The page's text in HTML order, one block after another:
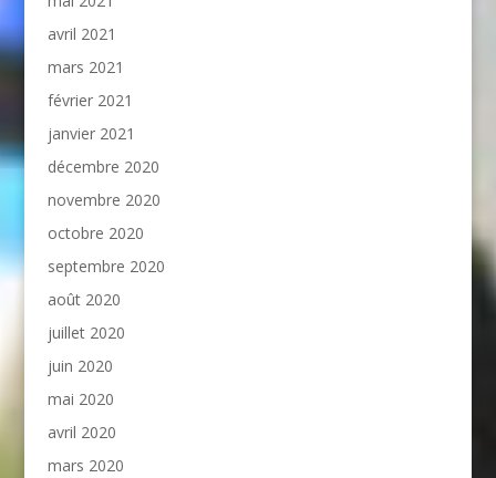
avril 2021
mars 2021
février 2021
janvier 2021
décembre 2020
novembre 2020
octobre 2020
septembre 2020
août 2020
juillet 2020
juin 2020
mai 2020
avril 2020
mars 2020